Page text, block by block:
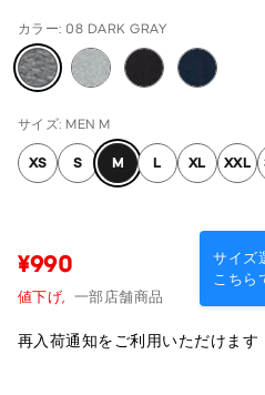
カラー: 08 DARK GRAY
サイズ: MEN M
XS S M L XL XXL
サイズ
こちら
¥990
値下げ, 一部店舗商品
再入荷通知をご利用いただけます